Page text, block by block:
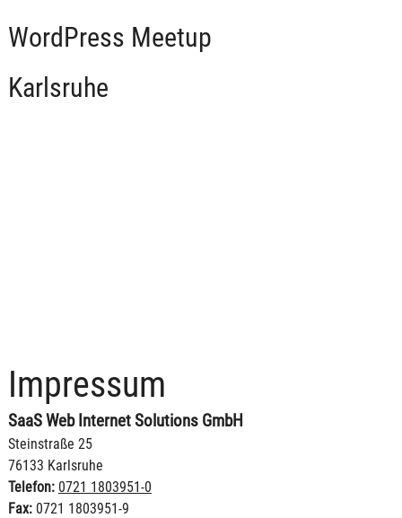
WordPress Meetup
Karlsruhe
Impressum
SaaS Web Internet Solutions GmbH
Steinstraße 25
76133 Karlsruhe
Telefon: 0721 1803951-0
Fax:0721 1803951-9